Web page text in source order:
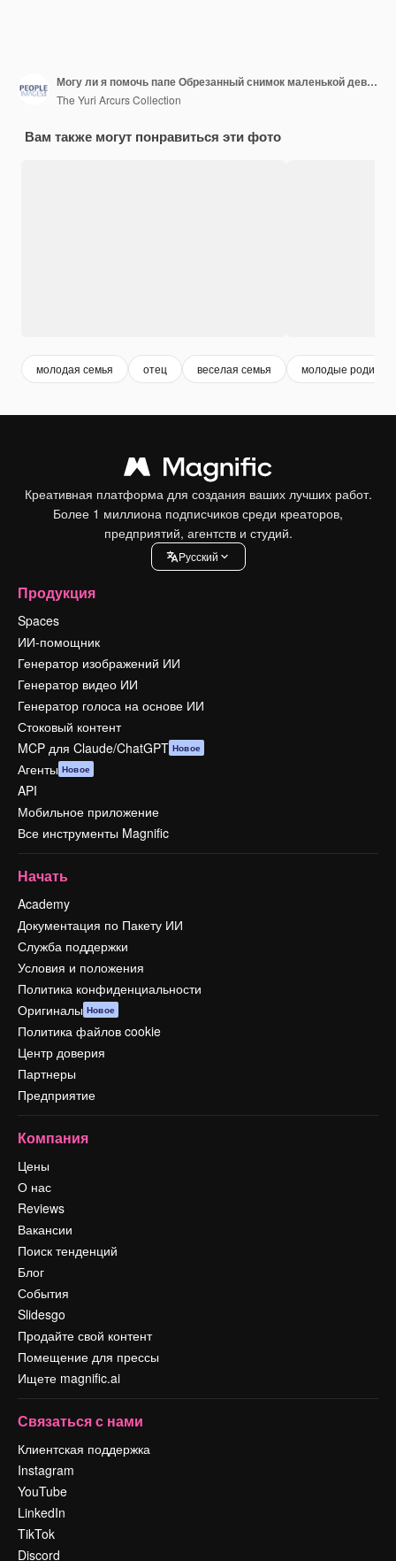
Могу ли я помочь папе Обрезанный снимок маленькой девочки, помогающей отцу поставить палатку
The Yuri Arcurs Collection
Вам также могут понравиться эти фото
молодая семья отец веселая семья молодые
Креативная платформа для создания ваших лучших работ.
Более 1 миллиона подписчиков среди креаторов,
предприятий, агентств и студий.
Pусский
Продукция
Spaces
ИИ-помощник
Генератор изображений ИИ
Генератор видео ИИ
Генератор голоса на основе ИИ
Стоковый контент
MCP для Claude/ChatGPT Новое
Агенты Новое
API
Мобильное приложение
Все инструменты Magnific
Начать
Academy
Документация по Пакету ИИ
Служба поддержки
Условия и положения
Политика конфиденциальности
Оригиналы Новое
Политика файлов cookie
Центр доверия
Партнеры
Предприятие
Компания
Цены
О нас
Reviews
Вакансии
Поиск тенденций
Блог
События
Slidesgo
Продайте свой контент
Помещение для прессы
Ищете magnific.ai
Связаться с нами
Клиентская поддержка
Instagram
YouTube
LinkedIn
TikTok
Discord